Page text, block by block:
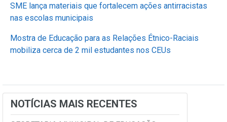
SME lança materiais que fortalecem ações antirracistas
nas escolas municipais
Mostra de Educação para as Relações Étnico-Raciais
mobiliza cerca de 2 mil estudantes nos CEUs
NOTÍCIAS MAIS RECENTES